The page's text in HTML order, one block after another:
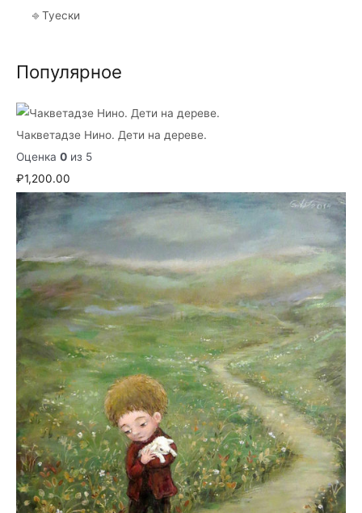
⎆ Туески
Популярное
Чакветадзе Нино. Дети на дереве.
Оценка 0 из 5
₽1,200.00